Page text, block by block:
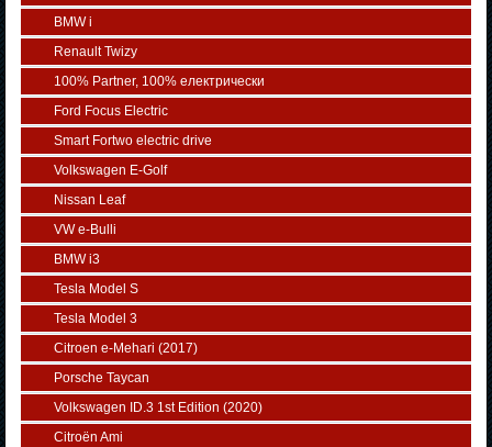
BMW i
Renault Twizy
100% Partner, 100% електрически
Ford Focus Electric
Smart Fortwo electric drive
Volkswagen E-Golf
Nissan Leaf
VW e-Bulli
BMW i3
Tesla Model S
Tesla Model 3
Citroen e-Mehari (2017)
Porsche Taycan
Volkswagen ID.3 1st Edition (2020)
Citroën Ami